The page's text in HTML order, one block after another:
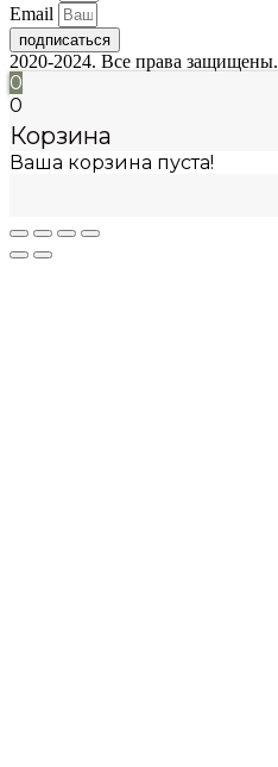
Email
подписаться
2020-2024. Все права защищены.
0
0
Корзина
Ваша корзина пуста!